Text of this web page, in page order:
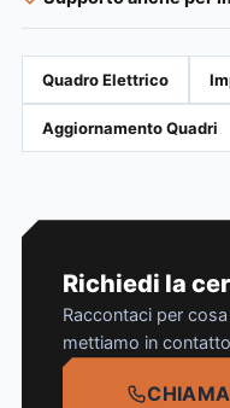
Quadro Elettrico
Aggiornamento Quadri
Richiedi la
Raccontaci per
mettiamo in